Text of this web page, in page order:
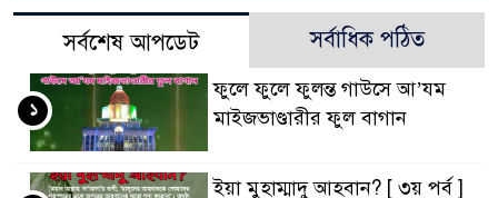
সর্বশেষ আপডেট সর্বাধিক পঠিত
ফুলে ফুলে ফুলন্ত গাউসে আ’যম
মাইজভাণ্ডারীর ফুল বাগান
১
ইয়া মুহাম্মাদু আহবান? [ ৩য় পর্ব ]